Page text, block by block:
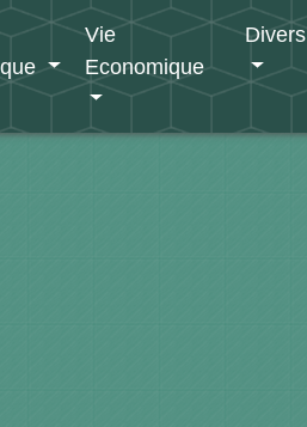
Vie
Economique
Divers